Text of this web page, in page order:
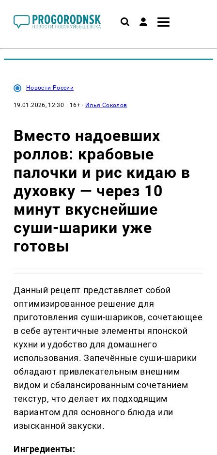
Новости России
19.01.2026, 12:30 · 16+ · Илья Соколов
Вместо надоевших
роллов: крабовые
палочки и рис кидаю в
духовку — через 10
минут вкуснейшие
суши-шарики уже
готовы
Данный рецепт представляет собой
оптимизированное решение для
приготовления суши-шариков, сочетающее
в себе аутентичные элементы японской
кухни и удобство для домашнего
использования. Запечённые суши-шарики
обладают привлекательным внешним
видом и сбалансированным сочетанием
текстур, что делает их подходящим
вариантом для основного блюда или
изысканной закуски.
Ингредиенты: